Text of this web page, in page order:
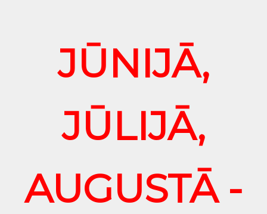
JŪNIJĀ,
JŪLIJĀ,
AUGUSTĀ -